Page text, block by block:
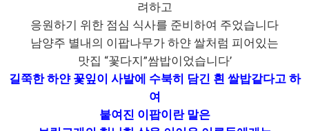
려하고
응원하기 위한 점심 식사를 준비하여 주었습니다
남양주 별내의 이팝나무가 하얀 쌀처럼 피어있는
맛집 “꽃다지”쌈밥이었습니다’
길쭉한 하얀 꽃잎이 사발에 수북히 담긴 흰 쌀밥같다고 하
여
붙여진 이팝이란 말은